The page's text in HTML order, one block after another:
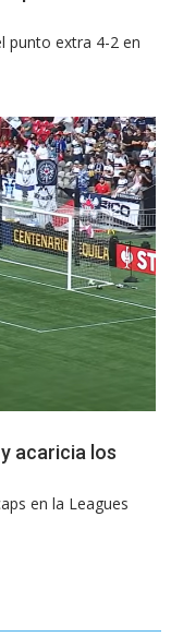
punto extra 4-2 en
acaricia los
en la Leagues